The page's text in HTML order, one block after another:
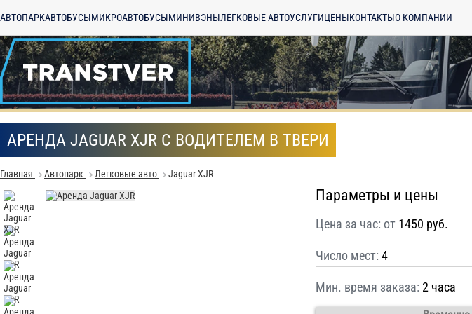
АВТОПАРКАВТОБУСЫМИКРОАВТОБУСЫМИНИВЭНЫЛЕГКОВЫЕ АВТОУСЛУГИЦЕНЫКОНТАКТЫО КОМПАНИИ
АРЕНДА JAGUAR XJR С ВОДИТЕЛЕМ В ТВЕРИ
Главная Автопарк Легковые авто Jaguar XJR
Параметры и цены
Цена за час: от 1450 руб.
Число мест: 4
Мин. время заказа: 2 часа
Политикой конфиденциальностиознакомлен(а), даю